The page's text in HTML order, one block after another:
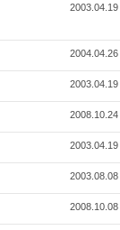
2003.04.19
2004.04.26
2003.04.19
2008.10.24
2003.04.19
2003.08.08
2008.10.08